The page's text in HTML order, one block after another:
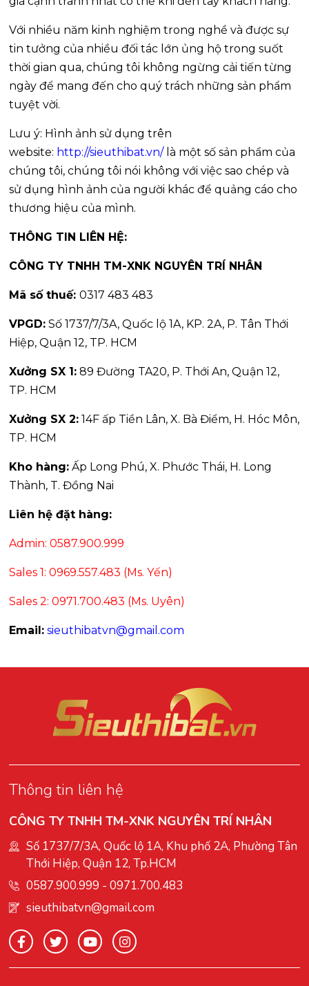
Với nhiều năm kinh nghiệm trong nghề và được sự
tin tưởng của nhiều đối tác lớn ủng hộ trong suốt
thời gian qua, chúng tôi không ngừng cải tiến từng
ngày để mang đến cho quý trách những sản phẩm
tuyệt vời.
Lưu ý: Hình ảnh sử dụng trên
website: http://sieuthibat.vn/là một số sản phẩm của
chúng tôi, chúng tôi nói không với việc sao chép và
sử dụng hình ảnh của người khác để quảng cáo cho
thương hiệu của mình.
THÔNG TIN LIÊN HỆ:
CÔNG TY TNHH TM-XNK NGUYÊN TRÍ NHÂN
Mã số thuế:0317 483 483
VPGD: Số 1737/7/3A, Quốc lộ 1A, KP. 2A, P. Tân Thới
Hiệp, Quận 12, TP. HCM
Xưởng SX 1: 89 Đường TA20, P. Thới An, Quận 12,
TP. HCM
Xưởng SX 2: 14F ấp Tiền Lân, X. Bà Điểm, H. Hóc Môn,
TP. HCM
Kho hàng: Ấp Long Phú, X. Phước Thái, H. Long
Thành, T. Đồng Nai
Liên hệ đặt hàng:
Admin: 0587.900.999
Sales 1: 0969.557.483 (Ms. Yến)
Sales 2: 0971.700.483 (Ms. Uyên)
Email: sieuthibatvn@gmail.com
Thông tin liên hệ
CÔNG TY TNHH TM-XNK NGUYÊN TRÍ NHÂN
Số 1737/7/3A, Quốc lộ 1A, Khu phố 2A, Phường Tân
Thới Hiệp, Quận 12, Tp.HCM
0587.900.999 -0971.700.483
sieuthibatvn@gmail.com